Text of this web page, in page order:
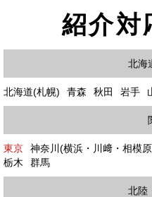
紹介対
北海
北海道(札幌) 青森 秋田 岩手
東京 神奈川(横浜・川﨑・相模
栃木
群馬
北陸